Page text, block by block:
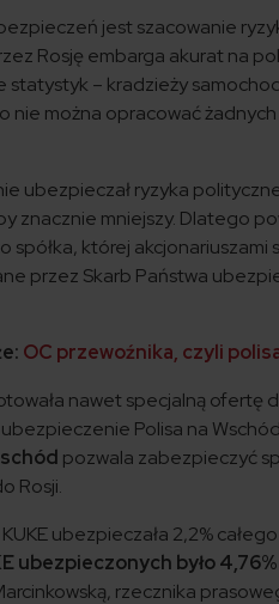
jest szacowanie
Rosję embarga akurat na
statystyk – kradzieży
nie można opracować
ubezpieczał ryzyka
znacznie mniejszy. Dlatego
spółka, której
przez Skarb Państwa
OC przewoźnika, czyli
nawet specjalną ofertę
Polisa na
pozwala zabezpieczyć
Rosji.
KUKE ubezpieczała 2,2%
ubezpieczonych było
rzecznika